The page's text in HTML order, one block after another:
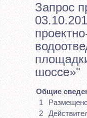
Запрос
шоссе»"
Общие
1
2